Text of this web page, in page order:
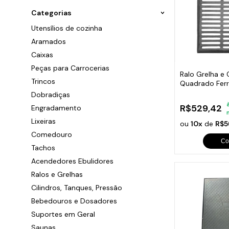
Categorias
Utensílios de cozinha
Aramados
Caixas
Peças para Carrocerias
Trincos
Dobradiças
Engradamento
Lixeiras
Comedouro
Tachos
Acendedores Ebulidores
Ralos e Grelhas
Cilindros, Tanques, Pressão
Bebedouros e Dosadores
Suportes em Geral
Ralo Grelha e
Quadrado
R$529,42
ou10x de